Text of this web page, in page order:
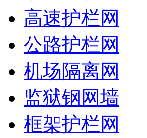
高速护栏网
公路护栏网
机场隔离网
监狱钢网墙
框架护栏网